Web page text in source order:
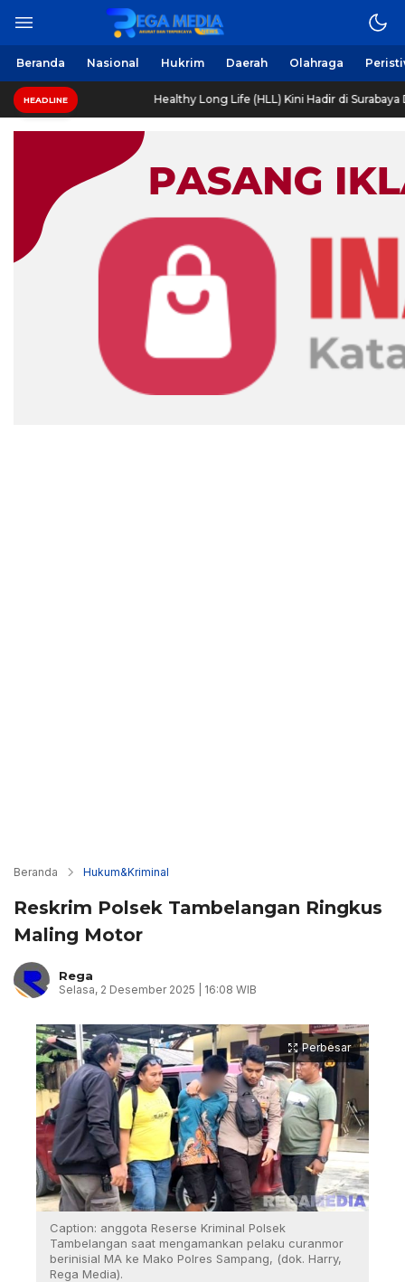
Beranda Nasional Hukrim Daerah Olahraga
HEADLINE Healthy Long Life (HLL) Kini Hadir di Surabaya Dengan
Beranda Hukum&Kriminal
Reskrim Polsek Tambelangan Ringkus
Maling Motor
Rega
Selasa, 2 Desember 2025 | 16:08 WIB
Perbesar
Caption: anggota Reserse Kriminal Polsek
Tambelangan saat mengamankan pelaku curanmor
berinisial MA ke Mako Polres Sampang, (dok. Harry,
Rega Media).